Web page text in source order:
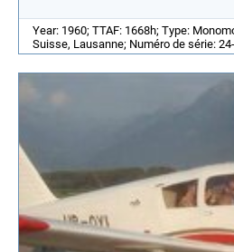
Year: 1960; TTAF: 1668h; Type:
Suisse, Lausanne; Numéro de série: